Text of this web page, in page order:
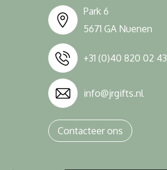
Park 6
5671 GA Nuenen
+31 (0)40 820 02 43
info@jrgifts.nl
Contacteer ons